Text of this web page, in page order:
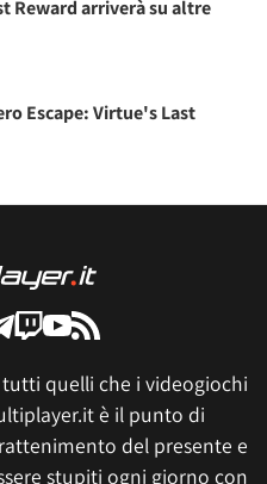
Reward arriverà su altre
Escape: Virtue's Last
quelli che i videogiochi
è il punto di
del presente e
stupiti ogni giorno con